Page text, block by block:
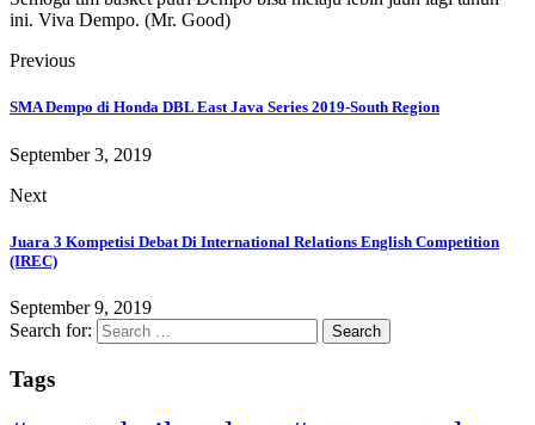
ini. Viva Dempo. (Mr. Good)
Previous
SMA Dempo di Honda DBL East Java Series 2019-South Region
September 3, 2019
Next
Juara 3 Kompetisi Debat Di International Relations English Competition
(IREC)
September 9, 2019
Search for:
Tags